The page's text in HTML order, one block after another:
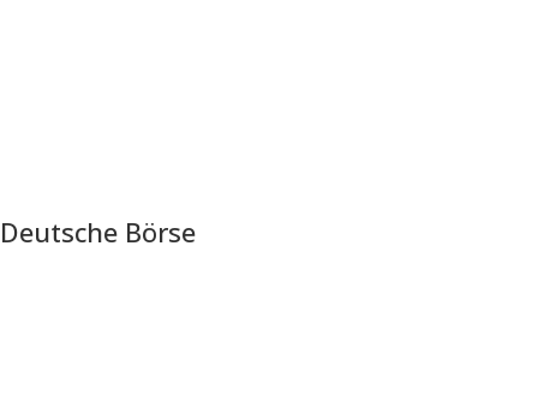
Deutsche Börse